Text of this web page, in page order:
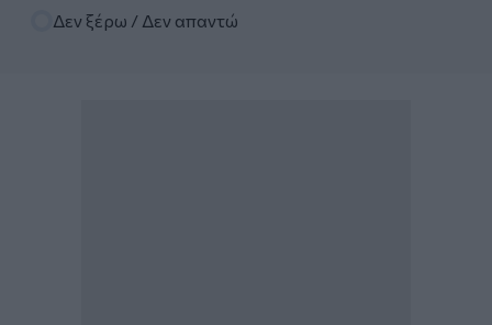
Δεν ξέρω / Δεν απαντώ